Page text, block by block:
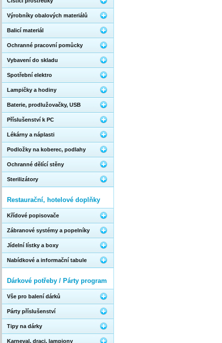
Výrobníky obalových materiálů
Balicí materiál
Ochranné pracovní pomůcky
Vybavení do skladu
Spotřební elektro
Lampičky a hodiny
Baterie, prodlužovačky, USB
Příslušenství k PC
Lékárny a náplasti
Podložky na koberec, podlahy
Ochranné dělící stěny
Sterilizátory
Restaurační, hotelové doplňky
Křídové popisovače
Zábranové systémy a popelníky
Jídelní lístky a boxy
Nabídkové a informační tabule
Dárkové potřeby / Párty program
Vše pro balení dárků
Párty příslušenství
Tipy na dárky
Karneval, draci, lampiony